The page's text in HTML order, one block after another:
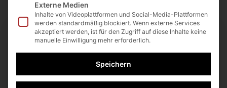
Externe Medien
Inhalte von Videoplattformen und Social-Media-Plattformen
werden standardmäßig blockiert. Wenn externe Services
akzeptiert werden, ist für den Zugriff auf diese Inhalte keine
manuelle Einwilligung mehr erforderlich.
Speichern